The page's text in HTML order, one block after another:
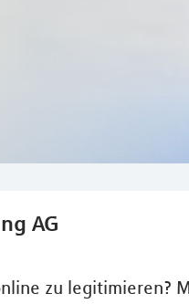
AG
zu legitimieren?